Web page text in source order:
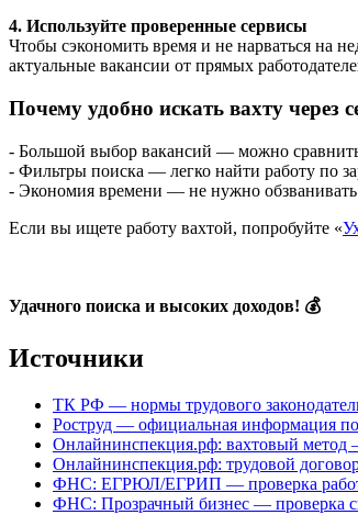
4. Используйте проверенные сервисы
Чтобы сэкономить время и не нарваться на
актуальные вакансии от прямых
Почему удобно искать вахту через
- Большой выбор вакансий — можно
- Фильтры поиска — легко найти работу по
- Экономия времени — не нужно обзванивать
Если вы ищете работу вахтой, попробуйте «
Удачного поиска и высоких доходов! 💰
Источники
ТК РФ — нормы трудового
Роструд — официальная информация
Онлайнинспекция.рф: вахтовый метод
Онлайнинспекция.рф: трудовой
ФНС: ЕГРЮЛ/ЕГРИП — проверка
ФНС: Прозрачный бизнес — проверка